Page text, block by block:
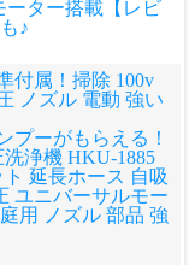
ーター搭載【レビ
♪
付属！掃除 100v
ノズル 電動 強い
プーがもらえる！
浄機 HKU-1885
延長ホース 自吸
ユニバーサルモー
用 ノズル 部品 強